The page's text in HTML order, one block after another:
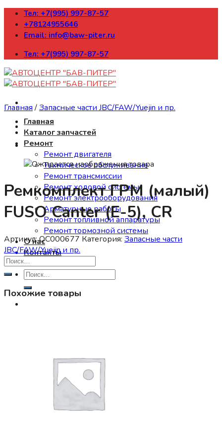
Skip
content
Тел: +7(995) 997-87-57
+78124955646
Email: info@baw-piter.ru
Тел: +7(995) 997-87-57
Главная
Каталог запчастей
Ремонт
Ремонт двигателя
Техническое обслуживание
Ремонт трансмиссии
Ремонт ходовой системы
Ремонт электрооборудования
Арматурные работы
Ремонт топливной аппаратуры
Ремонт тормозной системы
О нас
Контакты
Искать:
Корзина
Главная /Запасные части JBC/FAW/Yuejin и пр.
Ремкомплект ГРМ (малый)
FUSO Canter (E-5), CR
Артикул:QC000677 Категория: Запасные части
JBC/FAW/Yuejin и пр.
Похожие товары